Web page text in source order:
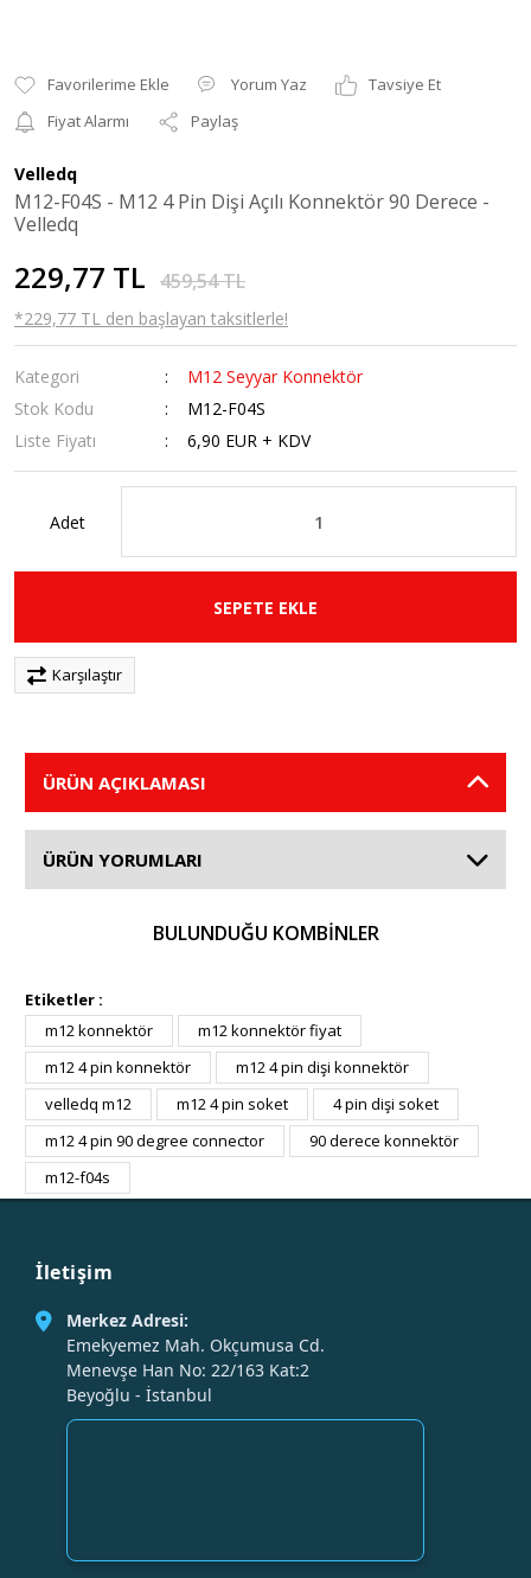
Yorum Yaz
Tavsiye Et
Fiyat Alarmı
Paylaş
Velledq
M12-F04S - M12 4 Pin Dişi Açılı Konnektör 90 Derece -
Velledq
229,77 TL 459,54 TL
*229,77 TL den başlayan taksitlerle!
Kategori
M12 Seyyar Konnektör
Stok Kodu
M12-F04S
Liste Fiyatı
6,90 EUR + KDV
Adet
SEPETE EKLE
Karşılaştır
ÜRÜN AÇIKLAMASI
ÜRÜN YORUMLARI
BULUNDUĞU KOMBİNLER
1.332,00 TL
Etiketler :
m12 konnektör
m12 konnektör fiyat
m12 4 pin konnektör
m12 4 pin dişi konnektör
velledq m12
m12 4 pin soket
4 pin dişi soket
m12 4 pin 90 degree connector
90 derece konnektör
m12-f04s
İletişim
Merkez Adresi:
Emekyemez Mah. Okçumusa Cd.
Menevşe Han No: 22/163 Kat:2
Beyoğlu - İstanbul